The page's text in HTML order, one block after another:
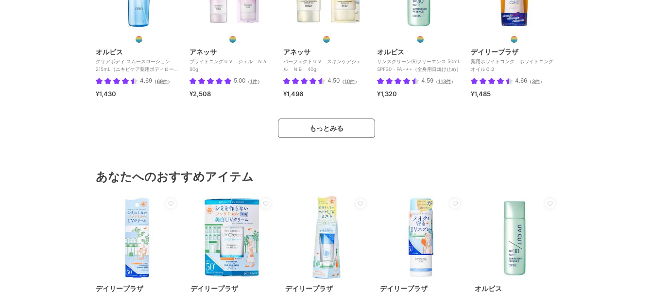
オルビス
クリアボディ スムースローション
215mL（ニキビケア薬用ボディローシ
ョン）［医薬部外品］4.69 （69件）
¥1,430
アネッサ
ブライトニングＵＶ ジェル ＮＡ
90g
5.00 （1件）
¥2,508
アネッサ
パーフェクトＵＶ スキンケアジェ
ル ＮＢ 40g
4.50 （10件）
¥1,496
オルビス
サンスクリーン(R)フリーエンス 50mL
SPF30・PA+++（全身用日焼け止め）
4.59 （113件）
¥1,320
デイリープラザ
薬用ホワイトコンク ホワイトニング
オイルＣ２
4.66 （3件）
¥1,485
もっとみる
あなたへのおすすめアイテム
デイリープラザ デイリープラザ デイリープラザ デイリープラザ オルビス